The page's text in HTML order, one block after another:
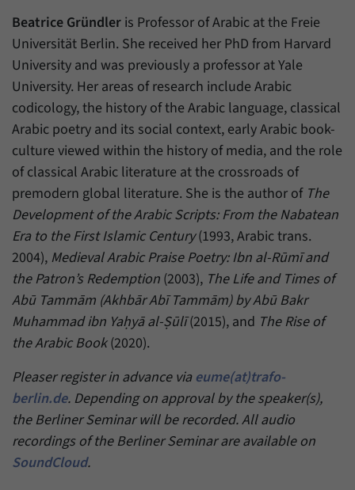
Beatrice Gründler is Professor of Arabic at the Freie
Universität Berlin. She received her PhD from Harvard
University and was previously a professor at Yale
University. Her areas of research include Arabic
codicology, the history of the Arabic language, classical
Arabic poetry and its social context, early Arabic book-
culture viewed within the history of media, and the role
of classical Arabic literature at the crossroads of
premodern global literature. She is the author of The
Development of the Arabic Scripts: From the Nabatean
Era to the First Islamic Century(1993, Arabic trans.
2004), Medieval Arabic Praise Poetry: Ibn al-Rūmī and
the Patron’s Redemption (2003), The Life and Times of
Abū Tammām (Akhbār Abī Tammām) by Abū Bakr
Muhammad ibn Yaḥyā al-Ṣūlī(2015), and The Rise of
the Arabic Book(2020).
Pleaser register in advance via eume(at)trafo-
berlin.de. Depending on approval by the speaker(s),
the Berliner Seminar will be recorded. All audio
recordings of the Berliner Seminar are available on
SoundCloud.